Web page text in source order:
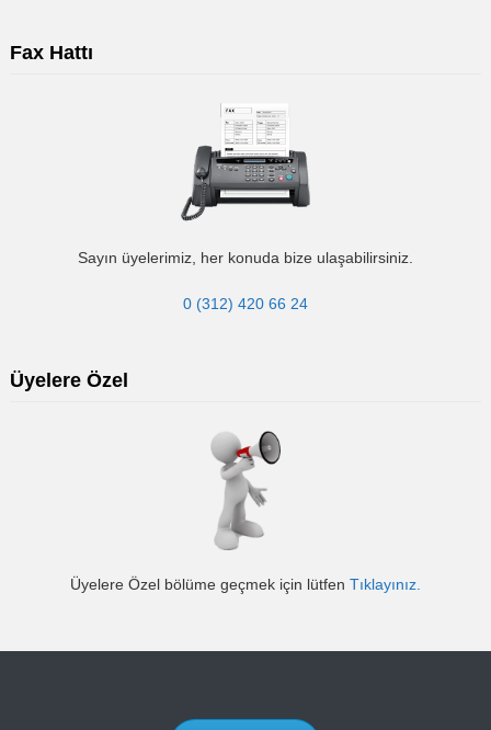
Fax Hattı
Sayın üyelerimiz, her konuda bize ulaşabilirsiniz.
0 (312) 420 66 24
Üyelere Özel
Üyelere Özel bölüme geçmek için lütfen Tıklayınız.